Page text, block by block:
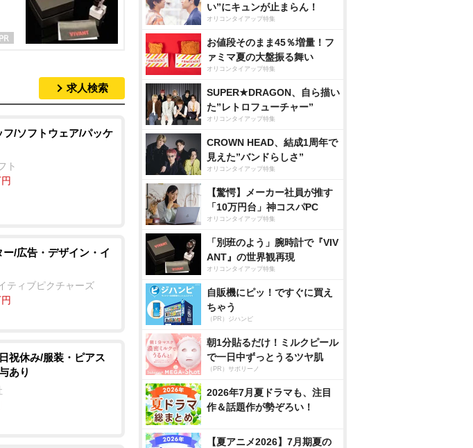
求人検索
/ソフトウェア/パッケ
ト
/広告・デザイン・イ
ティブピクチャーズ
祝休み/服装・ピアス
あり
い”にキュンが止まらん！
オリコンタイアップ特集
お値段そのまま45％増量！フ
ァミマ夏の大盤振る舞い
オリコンタイアップ特集
SUPER★DRAGON、自ら描い
た”レトロフューチャー”
オリコンタイアップ特集
CROWN HEAD、結成1周年で
見えた”バンドらしさ”
オリコンタイアップ特集
【驚愕】メーカー社員が推す
「10万円台」神コスパPC
オリコンタイアップ特集
「別班のよう」腕時計で『VIV
ANT』の世界観再現
オリコンタイアップ特集
自販機にピッ！ですぐに買え
ちゃう
（PR）ジハンピ
朝1分貼るだけ！ミルクピール
で一日中ずっとうるツヤ肌
（PR）サボリーノ
2026年7月夏ドラマも、注目
作＆話題作が勢ぞろい！
【夏アニメ2026】7月期夏の